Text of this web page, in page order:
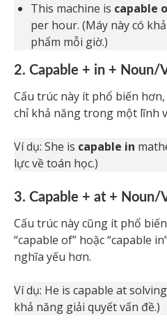
This machine is capable
per hour. (Máy này có
phẩm mỗi giờ.)
2. Capable + in + Noun/
Cấu trúc này ít phổ biến
chỉ khả năng trong một lĩnh
Ví dụ: She is capable in
lực về toán học.)
3. Capable + at + Noun/
Cấu trúc này cũng ít phổ
“capable of” hoặc “capable
nghĩa yếu hơn.
Ví dụ: He is capable at
khả năng giải quyết vấn đề.)